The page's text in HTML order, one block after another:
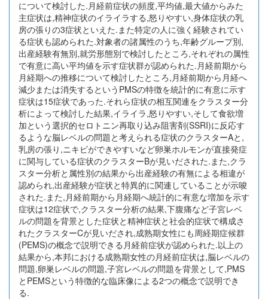
について検討した.月経前症状の頻度,平均値,最大値からみた
主症状は,精神症状のイライラする,怒りやすい,身体症状の乳
房の張りの3症状といえた.また特定の人に強く経験されてい
る症状も認められた.対象者の諸属性のうち,年齢グループ別,
出産経験有無別,就労形態別で検討したところ,それぞれの属性
で有意に高い平均値を示す症状群が認められた.月経前期から
月経期への推移について検討したところ,月経前期から月経へ
減少または消失するというPMSの特徴を統計的に有意に示す
症状は15症状であった.それら症状の相互関連をクラスター分
析によって検討した結果,イライラ,怒りやすい,そして食欲増
加という選択的セロトニン再取り込み阻害剤(SSRI)に反応す
るような脳レベルの問題と考えられる症状のクラスターAと,
乳房の張り,ニキビができやすいなど卵巣ホルモンが直接発症
に関与している症状のクラスターBが見いだされた.また,クラ
スター分析と属性別の結果から出産経験の有無による相違が
認められ,出産経験が症状と特異的に関連していることが示唆
された.また,月経前期から月経期へ統計的に有意な増加を示す
症状は12症状で,クラスター分析の結果,下腹痛など子宮レベ
ルの問題を背景とした症状と精神症状と社会的症状で構成さ
れたクラスターCが見いだされ,成熟期女性にも周経期症候群
(PEMS)の概念で説明できる月経前症状が認められた.以上の
結果から,本邦における成熟期女性の月経前症状は,脳レベルの
問題,卵巣レベルの問題,子宮レベルの問題を背景として,PMS
とPEMSという特徴的な臨床像による2つの概念で説明でき
る.